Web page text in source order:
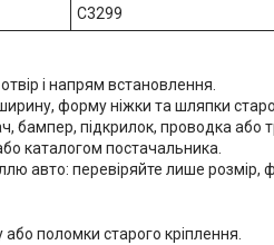
C3299
і напрям встановлення.
форму ніжки та шляпки
бампер, підкрилок, проводка або
каталогом постачальника.
авто: перевіряйте лише розмір,
поломки старого кріплення.